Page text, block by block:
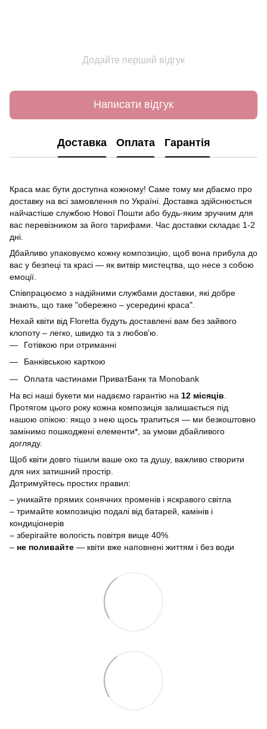
Додайте перший відгук
Написати відгук
Доставка Оплата Гарантія
Краса має бути доступна кожному! Саме тому ми дбаємо про
доставку на всі замовлення по Україні. Доставка здійснюється
найчастіше службою Нової Пошти або будь-яким зручним для
вас перевізником за його тарифами. Час доставки складає 1-2
дні.
Дбайливо упаковуємо кожну композицію, щоб вона прибула до
вас у безпеці та красі — як витвір мистецтва, що несе з собою
емоції.
Співпрацюємо з надійними службами доставки, які добре
знають, що таке "обережно – усередині краса".
Нехай квіти від Floretta будуть доставлені вам без зайвого
клопоту – легко, швидко та з любов'ю.
Готівкою при отриманні
Банківською карткою
Оплата частинами ПриватБанк та Monobank
На всі наші букети ми надаємо гарантію на 12 місяців
Протягом цього року кожна композиція залишається під
нашою опікою: якщо з нею щось трапиться — ми безкоштовно
замінимо пошкоджені елементи*, за умови дбайливого
догляду.
Щоб квіти довго тішили ваше око та душу, важливо створити
для них затишний простір.
Дотримуйтесь простих правил:
– уникайте прямих сонячних променів і яскравого світла
– тримайте композицію подалі від батарей, камінів і
кондиціонерів
– зберігайте вологість повітря вище 40%
– не поливайте — квіти вже наповнені життям і без води